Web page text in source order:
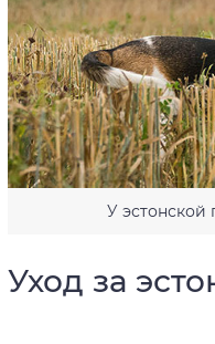
У эстонской
Уход за